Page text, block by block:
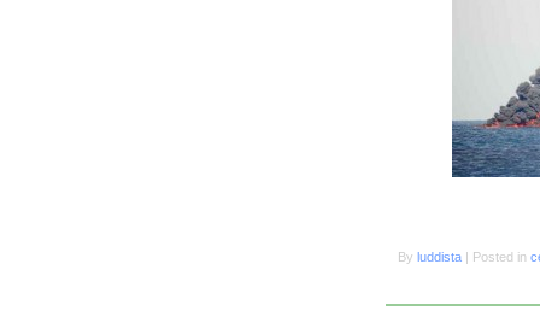
By luddista | Posted in